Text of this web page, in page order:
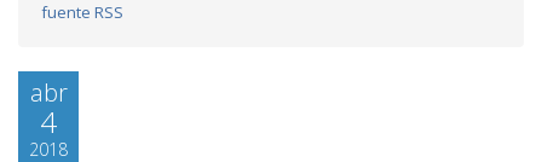
fuente RSS
abr
4
2018